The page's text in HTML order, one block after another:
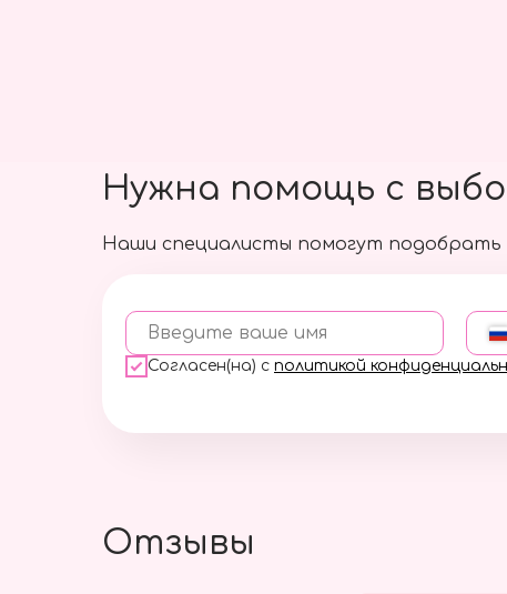
Наши специалисты помогут
Введите ваше имя
Согласен(на) с политикой
Нужна помощь с
Отзывы